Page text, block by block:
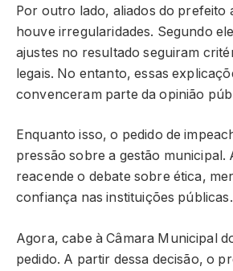
Por outro lado, aliados do prefeito
houve irregularidades. Segundo
ajustes no resultado seguiram
legais. No entanto, essas
convenceram parte da opinião
Enquanto isso, o pedido de
pressão sobre a gestão municipal.
reacende o debate sobre ética,
confiança nas instituições públicas.
Agora, cabe à Câmara Municipal
pedido. A partir dessa decisão, o